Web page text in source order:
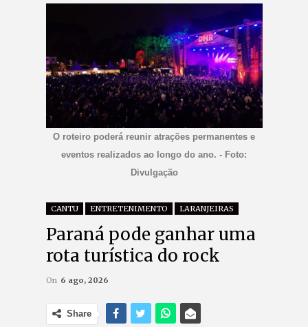
O roteiro poderá reunir atrações permanentes e
eventos realizados ao longo do ano. - Foto:
Divulgação
CANTU ENTRETENIMENTO LARANJEIRAS
Paraná pode ganhar uma
rota turística do rock
On 6 ago, 2026
Share